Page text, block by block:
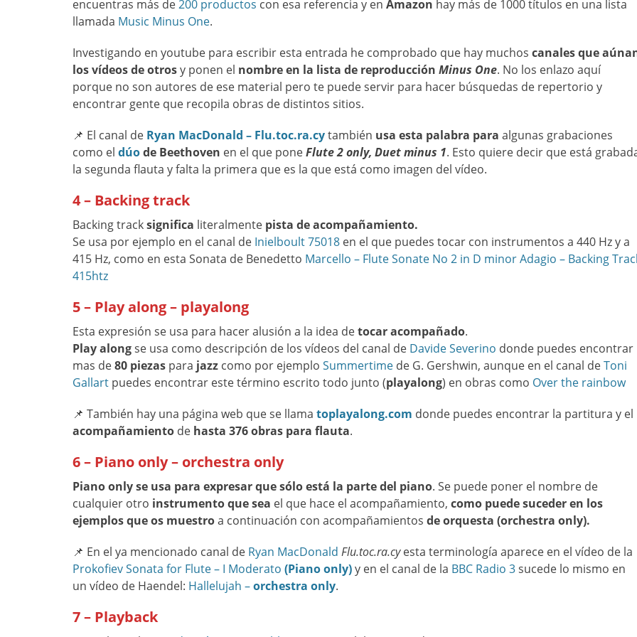
encuentras más de200 productos con esa referencia y en Amazon hay más de 1000 títulos en una lista
llamada Music Minus One.
Investigando en youtube para escribir esta entrada he comprobado que hay muchos canales que
los vídeos de otrosy ponen el nombre en la lista de reproducción Minus One. No los enlazo aquí
porque no son autores de ese material pero te puede servir para hacer búsquedas de repertorio y
encontrar gente que recopila obras de distintos sitios.
📌 El canal de Ryan MacDonald – Flu.toc.ra.cytambién usa esta palabra para algunas grabaciones
como el dúode Beethoven en el que poneFlute 2 only, Duet minus 1. Esto quiere decir que está
la segunda flauta y falta la primera que es la que está como imagen del vídeo.
4 – Backing track
Backing tracksignifica literalmente pista de acompañamiento.
Se usa por ejemplo en el canal de Inielboult 75018 en el que puedes tocar con instrumentos a 440 Hz y a
415 Hz, como en esta Sonata de Benedetto Marcello – Flute Sonate No 2 in D minor Adagio – Backing
415htz
5 – Play along – playalong
Esta expresión se usa para hacer alusión a la idea detocar acompañado.
Play alongse usa como descripción de los vídeos del canal de Davide Severino donde puedes encontrar
mas de80 piezas para jazz como por ejemplo Summertime de G. Gershwin, aunque en el canal deToni
Gallart puedes encontrar este término escrito todo junto (playalong) en obras como Over the rainbow
📌 También hay una página web que se llama toplayalong.com donde puedes encontrar la partitura y el
acompañamiento de hasta 376 obras para flauta.
6 – Piano only – orchestra only
Piano onlyse usa para expresar que sólo está la parte del piano. Se puede poner el nombre de
cualquier otro instrumento que sea el que hace el acompañamiento, como puede suceder en los
ejemplos que os muestroa continuación con acompañamientos de orquesta (orchestra only).
📌 En el ya mencionado canal de Ryan MacDonald Flu.toc.ra.cyesta terminología aparece en el vídeo de la
Prokofiev Sonata for Flute – I Moderato (Piano only)y en el canal de la BBC Radio 3sucede lo mismo en
un vídeo de Haendel: Hallelujah –orchestra only.
7 – Playback